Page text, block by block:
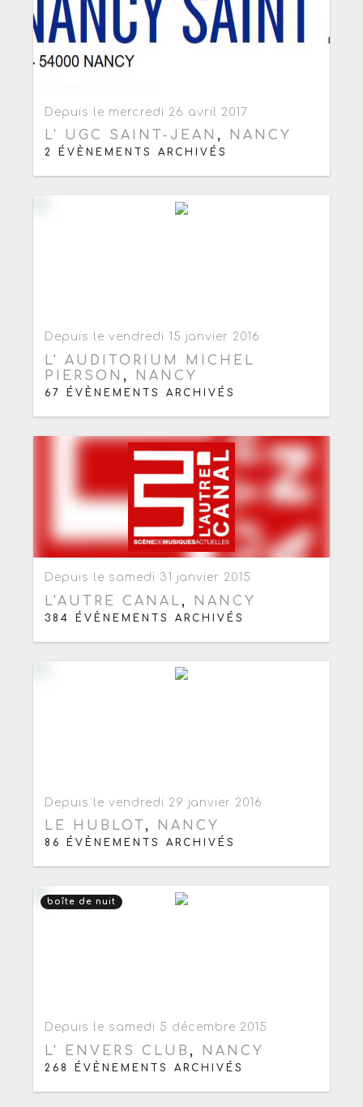
Depuis le mercredi 26 avril 2017
L' UGC SAINT-JEAN , NANCY
2 ÉVÈNEMENTS ARCHIVÉS
Depuis le vendredi 15 janvier 2016
L' AUDITORIUM MICHEL
PIERSON , NANCY
67 ÉVÈNEMENTS ARCHIVÉS
Depuis le samedi 31 janvier 2015
L'AUTRE CANAL , NANCY
384 ÉVÈNEMENTS ARCHIVÉS
Depuis le vendredi 29 janvier 2016
LE HUBLOT , NANCY
86 ÉVÈNEMENTS ARCHIVÉS
boîte de nuit
Depuis le samedi 5 décembre 2015
L' ENVERS CLUB , NANCY
268 ÉVÈNEMENTS ARCHIVÉS